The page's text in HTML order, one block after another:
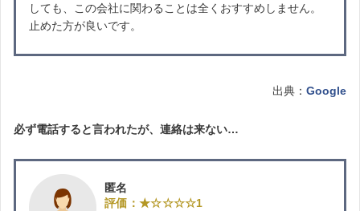
しても、この会社に関わることは全くおすすめしません。
止めた方が良いです。
出典： Google
必ず電話すると言われたが、連絡は来ない…
匿名
評価：★☆☆☆☆1